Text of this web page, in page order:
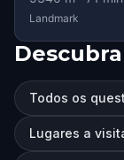
Landmark
Todos os
Lugares a